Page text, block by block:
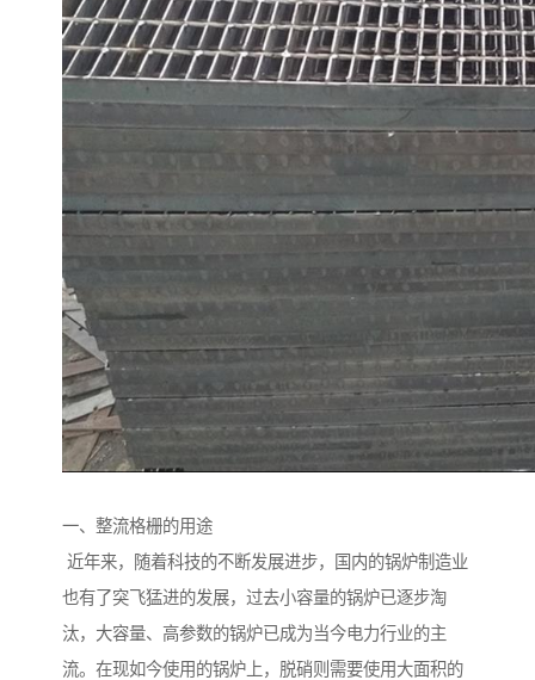
一、整流格栅的用途
近年来，随着科技的不断发展进步，国内的锅炉制造业
也有了突飞猛进的发展，过去小容量的锅炉已逐步淘
汰，大容量、高参数的锅炉已成为当今电力行业的主
流。在现如今使用的锅炉上，脱硝则需要使用大面积的